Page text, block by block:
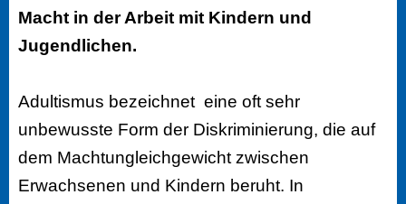
Macht in der Arbeit mit Kindern und
Jugendlichen.
Adultismus bezeichnet eine oft sehr
unbewusste Form der Diskriminierung, die auf
dem Machtungleichgewicht zwischen
Erwachsenen und Kindern beruht. In